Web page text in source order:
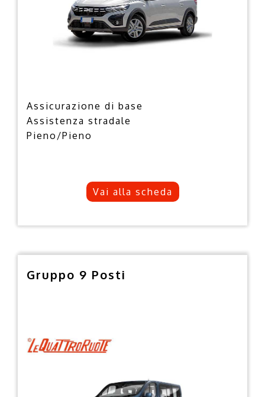
Assicurazione di base
Assistenza stradale
Pieno/Pieno
Vai alla scheda
Gruppo 9 Posti